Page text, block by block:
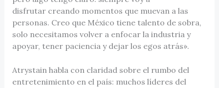
disfrutar creando momentos que muevan a las
personas. Creo que México tiene talento de sobra,
solo necesitamos volver a enfocar la industria y
apoyar, tener paciencia y dejar los egos atrás».
Atrystain habla con claridad sobre el rumbo del
entretenimiento en el país: muchos líderes del